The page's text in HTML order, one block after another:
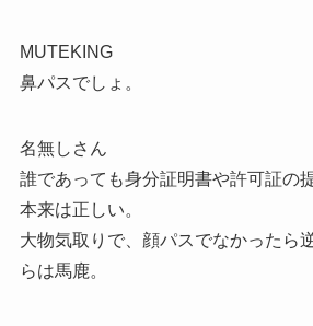
MUTEKING
鼻パスでしょ。
名無しさん
誰であっても身分証明書や許可証の
本来は正しい。
大物気取りで、顔パスでなかったら
らは馬鹿。